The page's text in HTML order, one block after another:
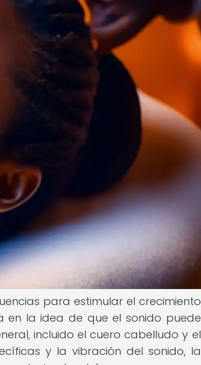
para estimular el crecimiento
en la idea de que el sonido puede
incluido el cuero cabelludo y el
y la vibración del sonido, la